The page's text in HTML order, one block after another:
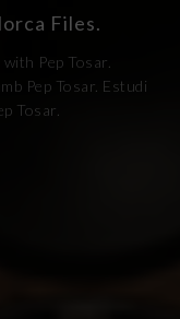
Files.
Pep Tosar.
Pep Tosar. Estudi
Tosar.